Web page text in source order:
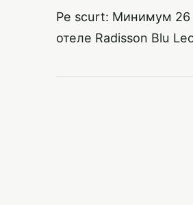
Pe scurt: Минимум 26
отеле Radisson Blu